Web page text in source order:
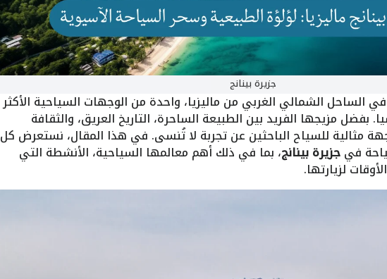
جزيرة بينانج
في الساحل الشمالي الغربي من ماليزيا، واحدة من الوجهات السياحية الأكثر
مزيجها الفريد بين الطبيعة الساحرة، التاريخ العريق، والثقافة
مثالية للسياح الباحثين عن تجربة لا تُنسى. في هذا المقال، نستعرض كل
فيجزيرة بينانج، بما في ذلك أهم معالمها السياحية، الأنشطة التي
لزيارتها.